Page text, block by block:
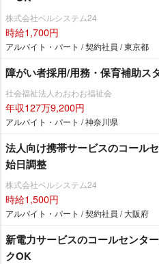
株式会社ベルシステム24
時給1,700円
アルバイト・パート / 契約社員 / 東京都
障がい者採用/用務・保育補助ス
社会福祉法人わおわお福祉会
年収127万9,200円
アルバイト・パート / 神奈川県
法人向け携帯サービスのコール
始日調整
株式会社ベルシステム24
時給1,500円
アルバイト・パート / 契約社員 / 大阪府
新電力サービスのコールセンタ
クOK